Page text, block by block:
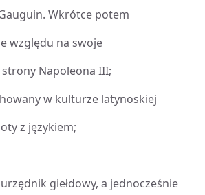
Wkrótce potem
względu na swoje
Napoleona III;
w kulturze latynoskiej
z językiem;
giełdowy, a jednocześnie